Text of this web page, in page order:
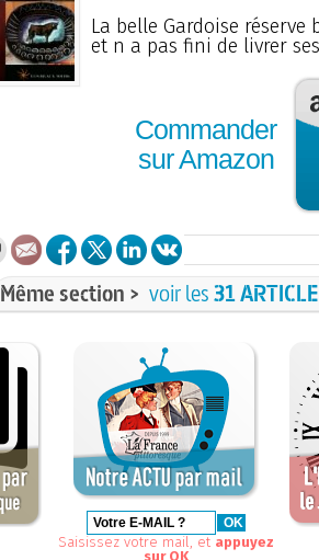
La belle Gardoise réserve
et n a pas fini de livrer
Commander
sur Amazon
Même section > voir les31
Saisissez votre mail, et appuyez
sur OK